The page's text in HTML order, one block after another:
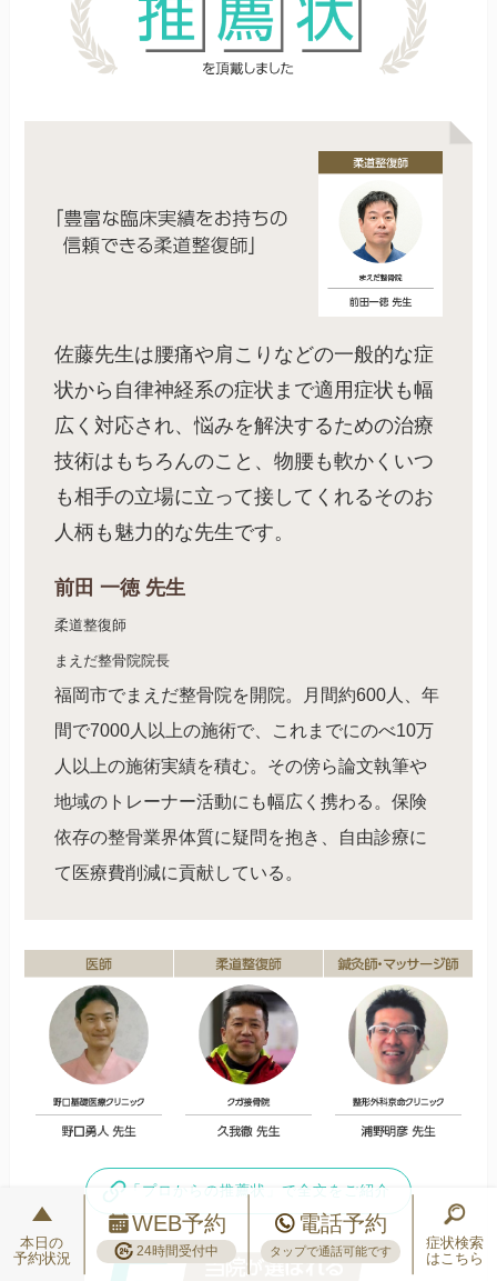
佐藤先生は腰痛や肩こりなどの一般的な症
状から自律神経系の症状まで適用症状も幅
広く対応され、悩みを解決するための治療
技術はもちろんのこと、物腰も軟かくいつ
も相手の立場に立って接してくれるそのお
人柄も魅力的な先生です。
前田 一徳 先生
柔道整復師
まえだ整骨院院長
福岡市でまえだ整骨院を開院。月間約600人、年
間で7000人以上の施術で、これまでにのべ10万
人以上の施術実績を積む。その傍ら論文執筆や
地域のトレーナー活動にも幅広く携わる。保険
依存の整骨業界体質に疑問を抱き、自由診療に
て医療費削減に貢献している。
「プロからの推薦状」で全文をご紹介
本日の
予約状況
WEB予約
24時間受付中
電話予約
タップで通話可能です
症状検索
はこちら